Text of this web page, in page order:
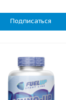
Подписаться